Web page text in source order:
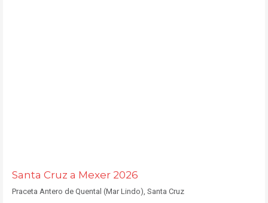
Santa Cruz a Mexer 2026
Praceta Antero de Quental (Mar Lindo), Santa Cruz